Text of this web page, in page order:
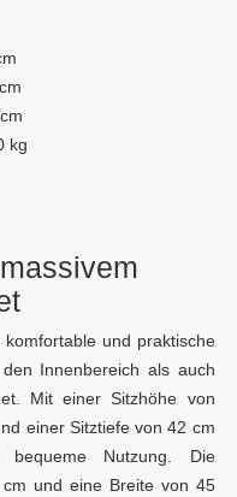
kg
und praktische
Innenbereich als auch
Mit einer Sitzhöhe von
einer Sitztiefe von 42 cm
Nutzung. Die
und eine Breite von 45